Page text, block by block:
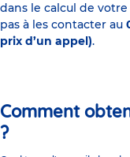
dans le calcul de
pas à les contacter au
prix d’un appel).
Comment
?